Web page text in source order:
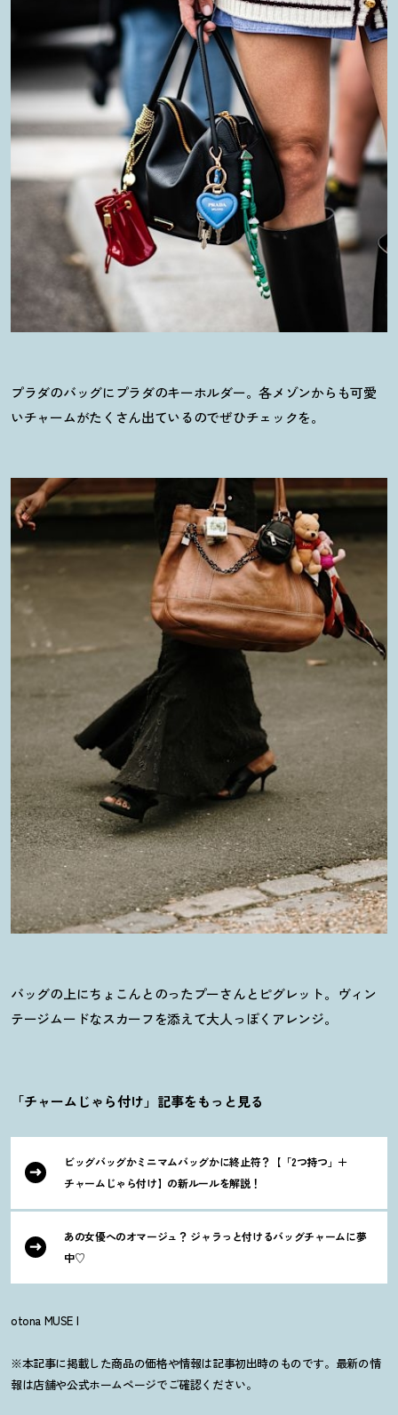
プラダのバッグにプラダのキーホルダー。各メゾンからも可愛
いチャームがたくさん出ているのでぜひチェックを。
バッグの上にちょこんとのったプーさんとピグレット。ヴィン
テージムードなスカーフを添えて大人っぽくアレンジ。
「チャームじゃら付け」記事をもっと見る
ビッグバッグかミニマムバッグかに終止符？ 【「2つ持つ」＋
チャームじゃら付け】の新ルールを解説！
あの女優へのオマージュ ？ ジャラっと付けるバッグチャームに夢
中♡
otona MUSE I
※本記事に掲載した商品の価格や情報は記事初出時のものです。最新の情
報は店舗や公式ホームページでご確認ください。